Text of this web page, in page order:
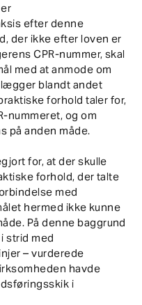
efter denne
der ikke efter loven er
CPR-nummer, skal
med at anmode om
blandt andet
forhold taler for,
nummeret, og om
på anden måde.
for, at der skulle
forhold, der talte
med
hermed ikke kunne
På denne baggrund
strid med
– vurderede
havde
i